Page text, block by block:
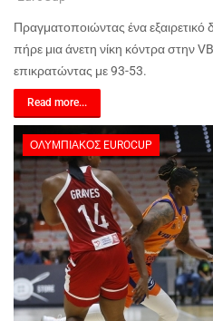
Πραγματοποιώντας ένα
πήρε μια άνετη νίκη κόντρα στην
επικρατώντας με 93-53.
Read more...
ΟΛΥΜΠΙΑΚΌΣ EUROCUP